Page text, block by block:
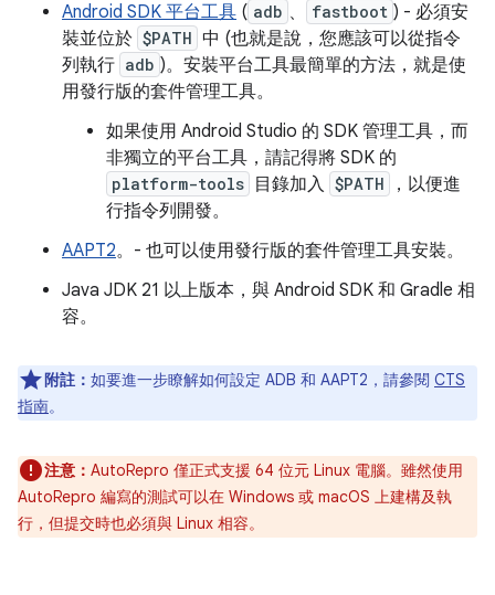
Android SDK 平台工具 ( adb 、 fastboot ) - 必須安
裝並位於 $PATH 中 (也就是說，您應該可以從指令
列執行 adb )。安裝平台工具最簡單的方法，就是使
用發行版的套件管理工具。
如果使用 Android Studio 的 SDK 管理工具，而
非獨立的平台工具，請記得將 SDK 的
platform-tools 目錄加入 $PATH
，以便進
行指令列開發。
AAPT2。- 也可以使用發行版的套件管理工具安裝。
Java JDK 21 以上版本，與 Android SDK 和 Gradle 相
容。
附註： 如要進一步瞭解如何設定 ADB 和 AAPT2，請參閱 CTS
指南。
注意： AutoRepro 僅正式支援 64 位元 Linux 電腦。雖然使用
AutoRepro 編寫的測試可以在 Windows 或 macOS 上建構及執
行，但提交時也必須與 Linux 相容。